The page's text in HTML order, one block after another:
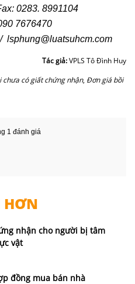
0283. 8991104
7676470
/ lsphung@luatsuhcm.com
Tác giả:VPLS Tô Đình Huy
có giất chứng nhận, Đơn giá bồi
1 đánh giá
nhận cho người bị tâm
vật
đồng mua bán nhà